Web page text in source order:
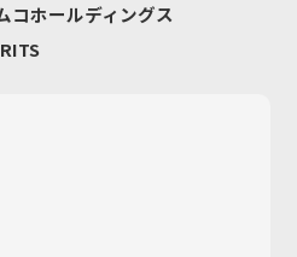
コホールディングス